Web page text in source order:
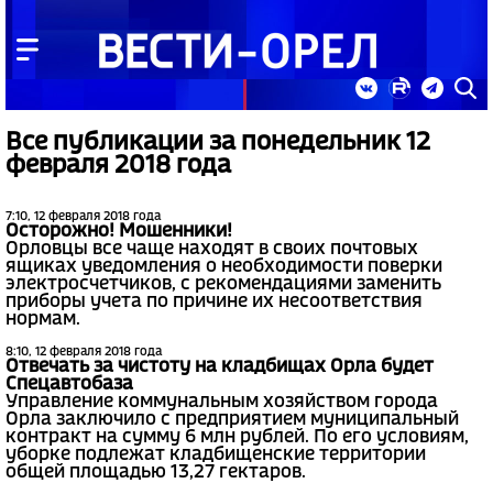
Все публикации за понедельник 12
февраля 2018 года
7:10, 12 февраля 2018 года
Осторожно! Мошенники!
Орловцы все чаще находят в своих почтовых
ящиках уведомления о необходимости поверки
электросчетчиков, с рекомендациями заменить
приборы учета по причине их несоответствия
нормам.
8:10, 12 февраля 2018 года
Отвечать за чистоту на кладбищах Орла будет
Спецавтобаза
Управление коммунальным хозяйством города
Орла заключило с предприятием муниципальный
контракт на сумму 6 млн рублей. По его условиям,
уборке подлежат кладбищенские территории
общей площадью 13,27 гектаров.